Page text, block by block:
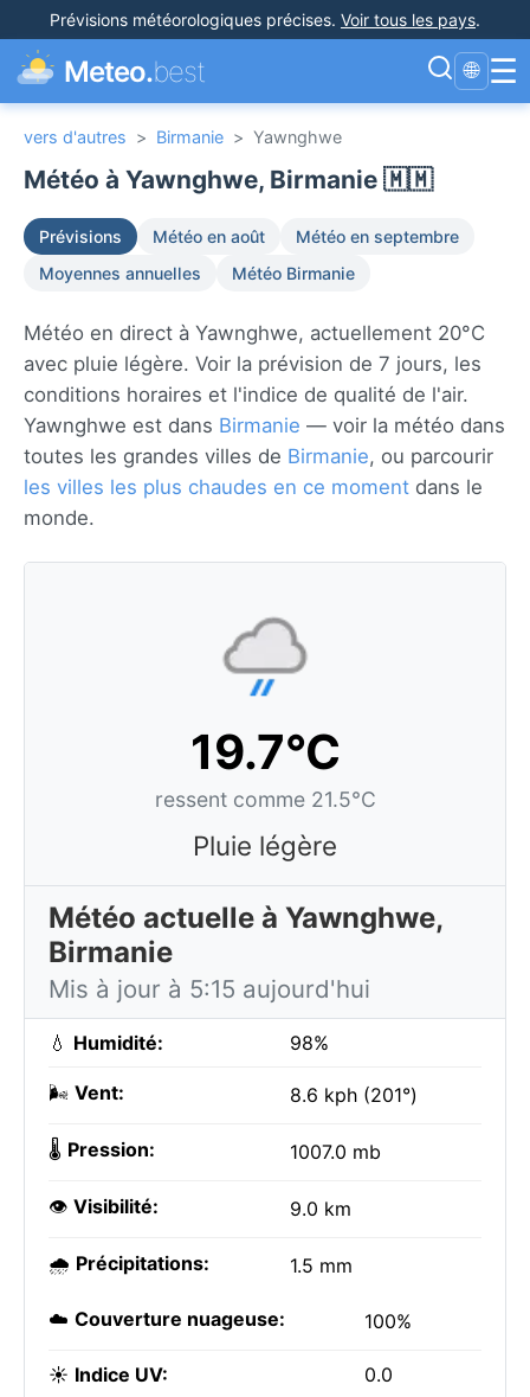
Prévisions météorologiques précises. Voir tous les pays.
Meteo.best 🌐 ☰
vers d'autres > Birmanie > Yawnghwe
Météo à Yawnghwe, Birmanie 🇲🇲
Prévisions Météo en août
Météo en septembre
Moyennes annuelles
Météo Birmanie
Météo en direct à Yawnghwe, actuellement 20°C
avec pluie légère. Voir la prévision de 7 jours, les
conditions horaires et l'indice de qualité de l'air.
Yawnghwe est dans Birmanie — voir la météo dans
toutes les grandes villes de Birmanie, ou parcourir
les villes les plus chaudes en ce moment dans le
monde.
19.7°C
ressent comme 21.5°C
Pluie légère
Météo actuelle à Yawnghwe,
Birmanie
Mis à jour à 5:15 aujourd'hui
💧 Humidité: 98%
🌬️ Vent: 8.6 kph (201°)
🌡️ Pression: 1007.0 mb
👁️ Visibilité: 9.0 km
🌧️ Précipitations: 1.5 mm
☁️ Couverture nuageuse: 100%
☀️ Indice UV: 0.0